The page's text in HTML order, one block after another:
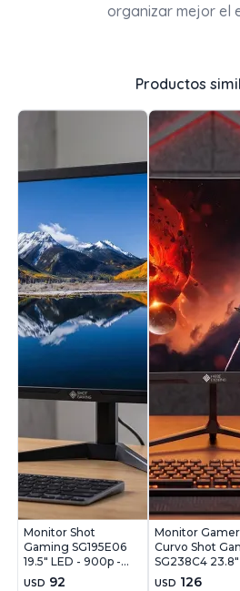
organizar mejor el
Productos
Monitor Shot
Gaming SG195E06
19.5" LED - 900p -
75Hz
USD 92
Monitor Gamer
Curvo Shot
SG238C4
1080p - 100Hz
USD 126